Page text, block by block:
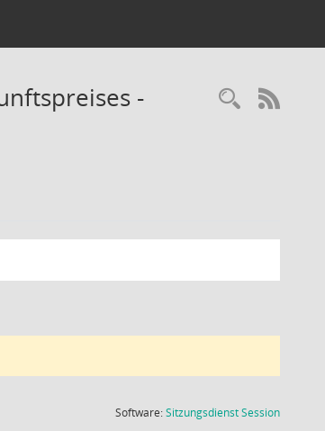
-
Software:SitzungsdienstSession(Wird in